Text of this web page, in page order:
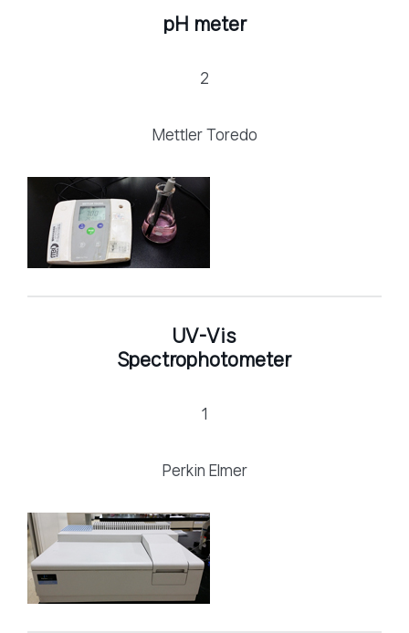
pH meter
2
Mettler Toredo
UV-Vis
Spectrophotometer
1
Perkin Elmer